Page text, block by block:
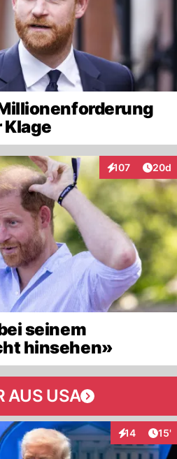
107
Interaktionen
20d
seinem
hinsehen»
AUS USA
14
Interaktionen
15'